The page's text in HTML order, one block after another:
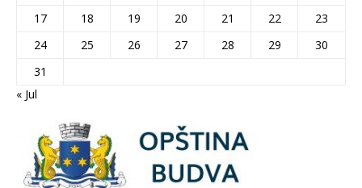
17
18 19 20 21 22
23
24
25 26 27 28 29
30
31
« Jul